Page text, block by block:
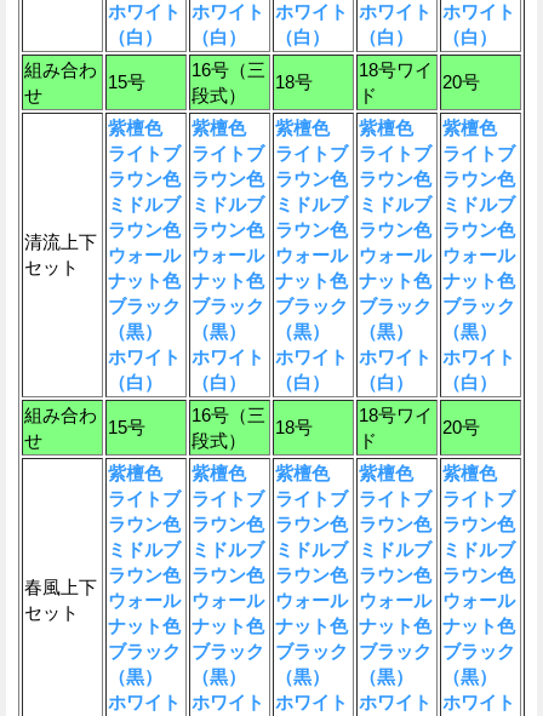
ホワイト
（白）
ホワイト
（白）
ホワイト
（白）
ホワイト
（白）
ホワイト
（白）
組み合わ
せ
15号
16号（三
段式）
18号
18号ワイ
ド
20号
清流上下
セット
紫檀色
ライトブ
ラウン色
ミドルブ
ラウン色
ウォール
ナット色
ブラック
（黒）
ホワイト
（白）
紫檀色
ライトブ
ラウン色
ミドルブ
ラウン色
ウォール
ナット色
ブラック
（黒）
ホワイト
（白）
紫檀色
ライトブ
ラウン色
ミドルブ
ラウン色
ウォール
ナット色
ブラック
（黒）
ホワイト
（白）
紫檀色
ライトブ
ラウン色
ミドルブ
ラウン色
ウォール
ナット色
ブラック
（黒）
ホワイト
（白）
紫檀色
ライトブ
ラウン色
ミドルブ
ラウン色
ウォール
ナット色
ブラック
（黒）
ホワイト
（白）
組み合わ
せ
15号
16号（三
段式）
18号
18号ワイ
ド
20号
春風上下
セット
紫檀色
ライトブ
ラウン色
ミドルブ
ラウン色
ウォール
ナット色
ブラック
（黒）
ホワイト
紫檀色
ライトブ
ラウン色
ミドルブ
ラウン色
ウォール
ナット色
ブラック
（黒）
ホワイト
紫檀色
ライトブ
ラウン色
ミドルブ
ラウン色
ウォール
ナット色
ブラック
（黒）
ホワイト
紫檀色
ライトブ
ラウン色
ミドルブ
ラウン色
ウォール
ナット色
ブラック
（黒）
ホワイト
紫檀色
ライトブ
ラウン色
ミドルブ
ラウン色
ウォール
ナット色
ブラック
（黒）
ホワイト